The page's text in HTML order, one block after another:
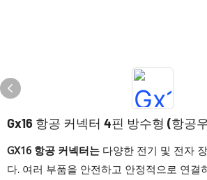
Gx16 항공 커넥터 4핀 방수형 (항공
GX16 항공 커넥터는 다양한 전기 및 전자
다. 여러 부품을 안전하고 안정적으로 연결